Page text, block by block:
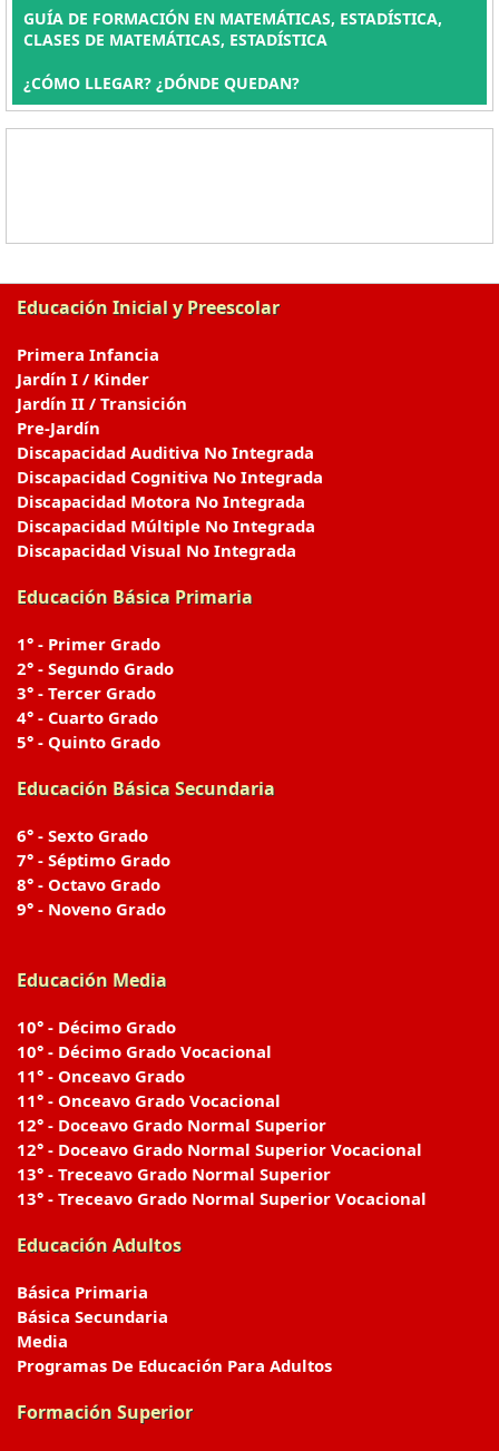
GUÍA DE FORMACIÓN EN MATEMÁTICAS, ESTADÍSTICA,
CLASES DE MATEMÁTICAS, ESTADÍSTICA
¿CÓMO LLEGAR? ¿DÓNDE QUEDAN?
Educación Inicial y Preescolar
Primera Infancia
Jardín I / Kinder
Jardín II / Transición
Pre-Jardín
Discapacidad Auditiva No Integrada
Discapacidad Cognitiva No Integrada
Discapacidad Motora No Integrada
Discapacidad Múltiple No Integrada
Discapacidad Visual No Integrada
Educación Básica Primaria
1° - Primer Grado
2° - Segundo Grado
3° - Tercer Grado
4° - Cuarto Grado
5° - Quinto Grado
Educación Básica Secundaria
6° - Sexto Grado
7° - Séptimo Grado
8° - Octavo Grado
9° - Noveno Grado
Educación Media
10° - Décimo Grado
10° - Décimo Grado Vocacional
11° - Onceavo Grado
11° - Onceavo Grado Vocacional
12° - Doceavo Grado Normal Superior
12° - Doceavo Grado Normal Superior Vocacional
13° - Treceavo Grado Normal Superior
13° - Treceavo Grado Normal Superior Vocacional
Educación Adultos
Básica Primaria
Básica Secundaria
Media
Programas De Educación Para Adultos
Formación Superior